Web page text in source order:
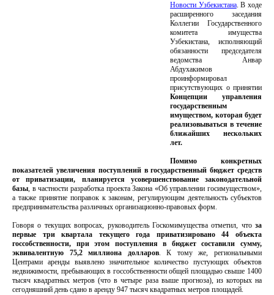
Новости Узбекистана. В ходе
расширенного заседания
Коллегии Государственного
комитета имущества
Узбекистана, исполняющий
обязанности председателя
ведомства Анвар
Абдухакимов
проинформировал
присутствующих о принятии
Концепции управления
государственным
имуществом, которая будет
реализовываться в течение
ближайших нескольких
лет.
Помимо конкретных
показателей увеличения поступлений в государственный бюджет средств
от приватизации, планируется усовершенствование законодательной
базы, в частности разработка проекта Закона «Об управлении госимуществом»,
а также принятие поправок к законам, регулирующим деятельность субъектов
предпринимательства различных организационно-правовых форм.
Говоря о текущих вопросах, руководитель Госкомимущества отметил, что за
первые три квартала текущего года приватизировано 44 объекта
госсобственности, при этом поступления в бюджет составили сумму,
эквивалентную 75,2 миллиона долларов. К тому же, региональными
Центрами аренды выявлено значительное количество пустующих объектов
недвижимости, пребывающих в госсобственности общей площадью свыше 1400
тысяч квадратных метров (что в четыре раза выше прогноза), из которых на
сегодняшний день сдано в аренду 947 тысяч квадратных метров площадей.